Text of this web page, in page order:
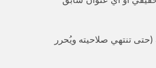
تنتهي صلاحيته ويُحرر